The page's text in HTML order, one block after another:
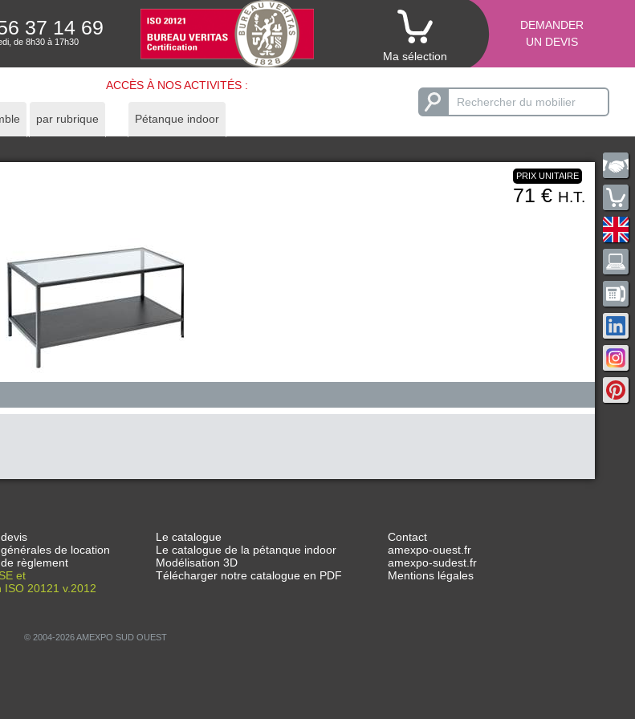
37 14 69
de 8h30 à 17h30
Ma sélection
DEMANDER
UN DEVIS
par rubrique
ACCÈS À NOS ACTIVITÉS :
Pétanque indoor
PRIX UNITAIRE
71 € H.T.
de location
règlement
et
ISO 20121 v.2012
Le catalogue
Le catalogue de la pétanque indoor
Modélisation 3D
Télécharger notre catalogue en PDF
Contact
amexpo-ouest.fr
amexpo-sudest.fr
Mentions légales
© 2004-2026 AMEXPO SUD OUEST